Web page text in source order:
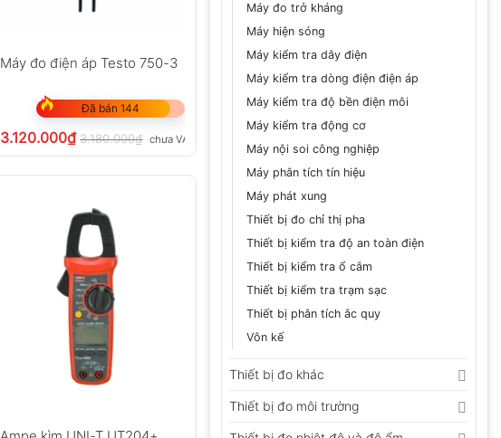
Máy đo trở kháng
Máy hiện sóng
Máy kiểm tra dây điện
Máy kiểm tra dòng điện điện áp
Máy kiểm tra độ bền điện môi
Máy kiểm tra động cơ
Máy nội soi công nghiệp
Máy phân tích tín hiệu
Máy phát xung
Thiết bị đo chỉ thị pha
Thiết bị kiểm tra độ an toàn điện
Thiết bị kiểm tra ổ cắm
Thiết bị kiểm tra trạm sạc
Thiết bị phân tích ắc quy
Vôn kế
Thiết bị đo khác
Thiết bị đo môi trường
Máy đo điện áp Testo 750-3
Đã bán 144
3.120.000₫ 3.180.000₫ chưa VAT 8%